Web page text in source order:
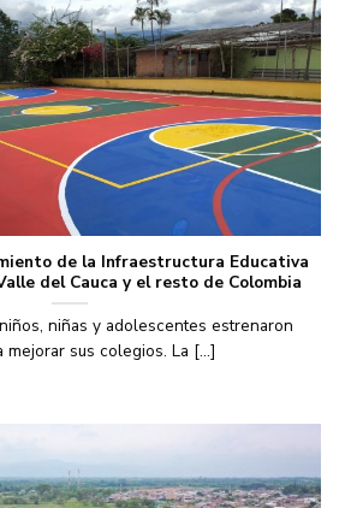
de la Infraestructura Educativa
del Cauca y el resto de Colombia
niñas y adolescentes estrenaron
mejorar sus colegios. La [...]